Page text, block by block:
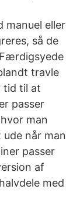
manuel eller
så de
travle
tid til at
passer
man
når man
passer
af
med